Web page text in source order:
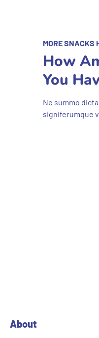
MORE SNACKS
How
You
Ne summo
signiferumque
About